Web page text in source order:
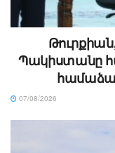
Պակիստանը
07/08/2026